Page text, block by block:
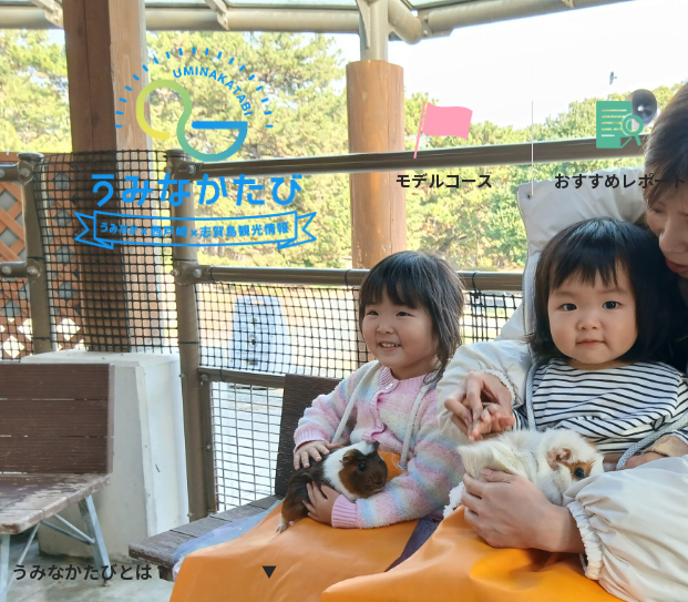
モデルコース おすすめレポート
うみなかたびとは？